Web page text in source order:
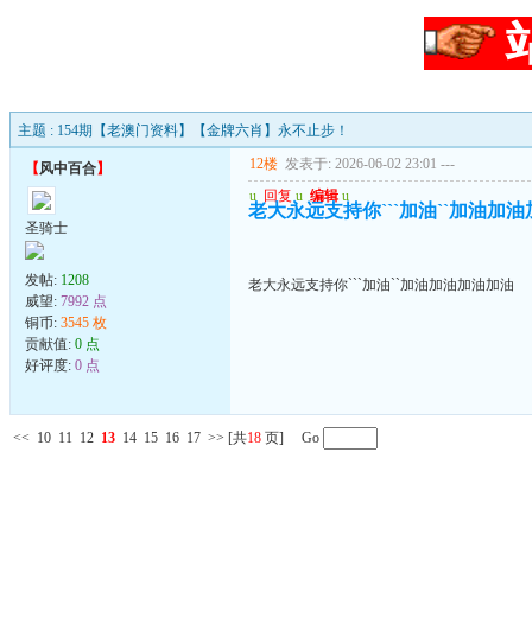
主题 : 154期【老澳门资料】【金牌六肖】永不止步！
【风中百合】
圣骑士
发帖: 1208
威望: 7992 点
铜币: 3545 枚
贡献值: 0 点
好评度: 0 点
12楼 发表于: 2026-06-02 23:01 ---
u 回复 u 编辑 u
老大永远支持你```加油``加油加油
老大永远支持你```加油``加油加油加油加油
<< 10 11 12 13 14 15 16 17 >> [共18 页] Go